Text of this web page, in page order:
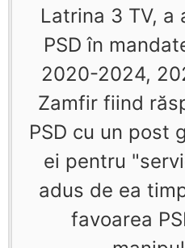
Latrina 3 TV, a
PSD în
2020-2024,
Zamfir fiind
PSD cu un post
ei pentru
adus de ea
favoarea